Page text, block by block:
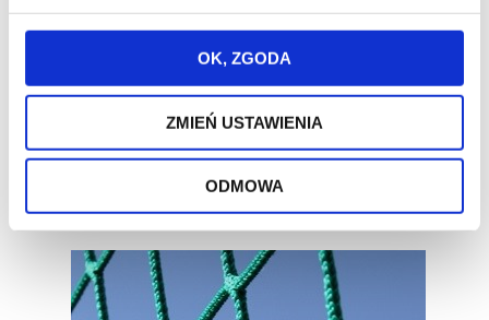
OK, ZGODA
ZMIEŃ USTAWIENIA
ODMOWA
Bestseller
Siatka ochronna PE 3 mm (kolor) oko 45-50